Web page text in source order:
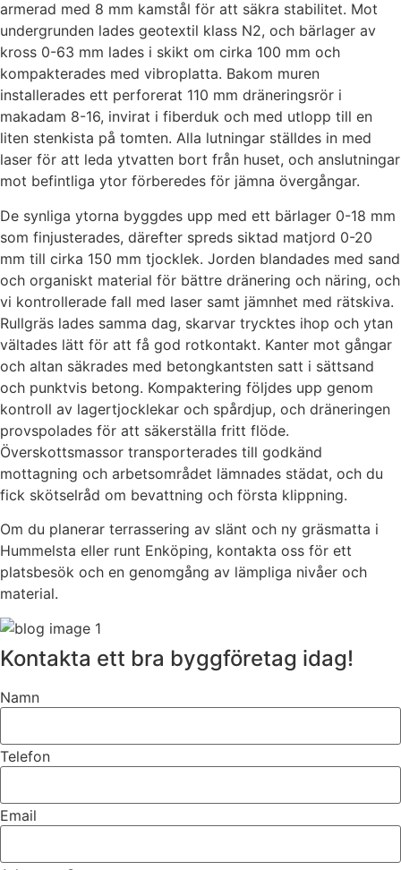
armerad med 8 mm kamstål för att säkra stabilitet. Mot
undergrunden lades geotextil klass N2, och bärlager av
kross 0-63 mm lades i skikt om cirka 100 mm och
kompakterades med vibroplatta. Bakom muren
installerades ett perforerat 110 mm dräneringsrör i
makadam 8-16, invirat i fiberduk och med utlopp till en
liten stenkista på tomten. Alla lutningar ställdes in med
laser för att leda ytvatten bort från huset, och anslutningar
mot befintliga ytor förberedes för jämna övergångar.
De synliga ytorna byggdes upp med ett bärlager 0-18 mm
som finjusterades, därefter spreds siktad matjord 0-20
mm till cirka 150 mm tjocklek. Jorden blandades med sand
och organiskt material för bättre dränering och näring, och
vi kontrollerade fall med laser samt jämnhet med rätskiva.
Rullgräs lades samma dag, skarvar trycktes ihop och ytan
vältades lätt för att få god rotkontakt. Kanter mot gångar
och altan säkrades med betongkantsten satt i sättsand
och punktvis betong. Kompaktering följdes upp genom
kontroll av lagertjocklekar och spårdjup, och dräneringen
provspolades för att säkerställa fritt flöde.
Överskottsmassor transporterades till godkänd
mottagning och arbetsområdet lämnades städat, och du
fick skötselråd om bevattning och första klippning.
Om du planerar terrassering av slänt och ny gräsmatta i
Hummelsta eller runt Enköping, kontakta oss för ett
platsbesök och en genomgång av lämpliga nivåer och
material.
Kontakta ett bra byggföretag idag!
Namn
Telefon
Email